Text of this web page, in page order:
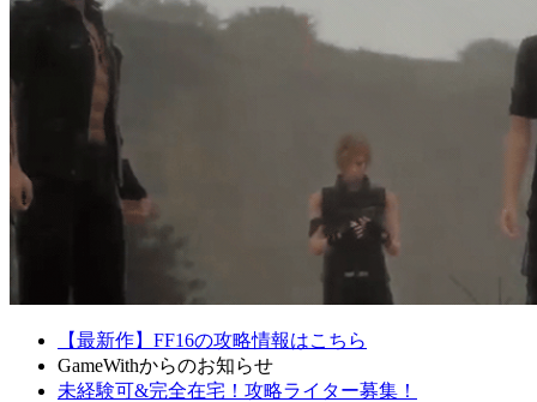
【最新作】FF16の攻略情報はこちら
GameWithからのお知らせ
未経験可&完全在宅！攻略ライター募集！